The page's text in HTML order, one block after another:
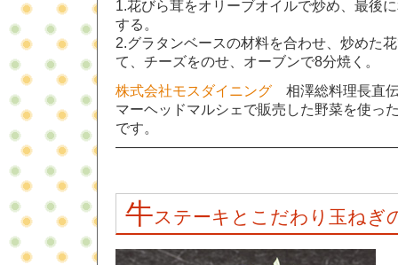
1.花びら茸をオリーブオイルで炒め、最後
する。
2.グラタンベースの材料を合わせ、炒めた
て、チーズをのせ、オーブンで8分焼く。
株式会社モスダイニング 相澤総料理長直
マーヘッドマルシェで販売した野菜を使っ
です。
牛ステーキとこだわり玉ねぎ